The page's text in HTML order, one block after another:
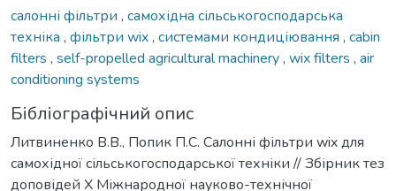
салонні фільтри , самохідна сільськогосподарська
техніка , фільтри wix, системами кондиціювання , cabin
filters , self-propelled agricultural machinery, wix filters , air
conditioning systems
Бібліографічний опис
Литвиненко В.В., Попик П.С. Салонні фільтри wix для
самохідної сільськогосподарської техніки // Збірник тез
доповідей Х Міжнародної науково-технічної